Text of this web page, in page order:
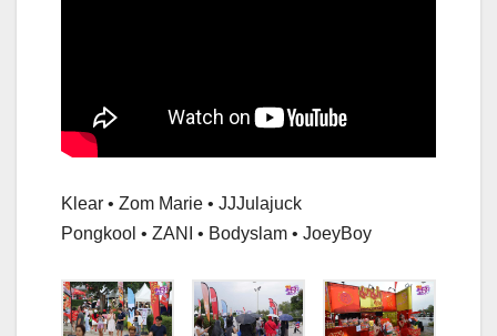
Klear • Zom Marie • JJJulajuck
Pongkool • ZANI • Bodyslam • JoeyBoy